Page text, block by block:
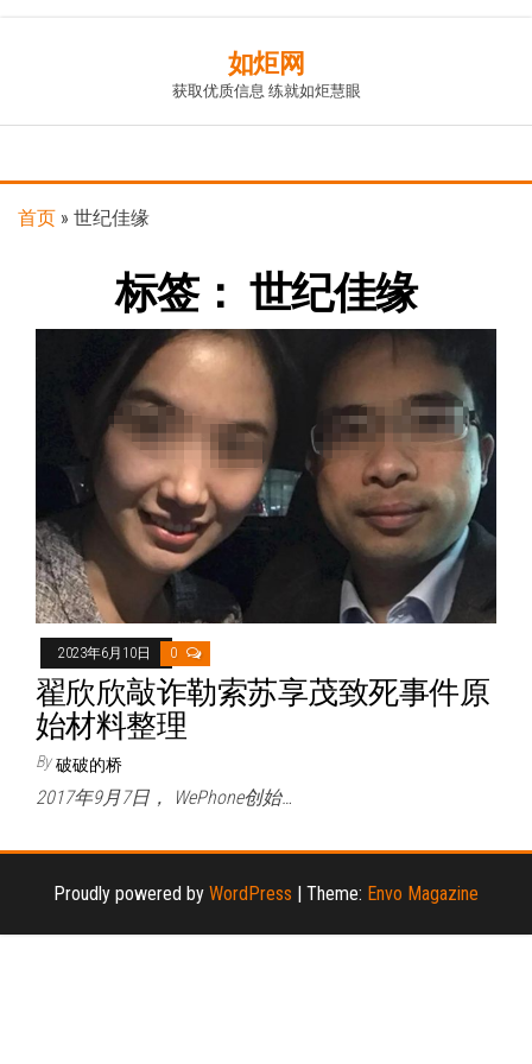
content
如炬网
获取优质信息 练就如炬慧眼
首页 » 世纪佳缘
标签： 世纪佳缘
2023年6月10日 0
翟欣欣敲诈勒索苏享茂致死事件原
始材料整理
By 破破的桥
2017年9月7日， WePhone创始…
Proudly powered by WordPress | Theme: Envo Magazine